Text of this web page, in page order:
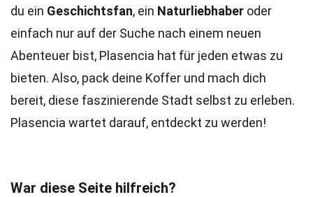
du ein Geschichtsfan, ein Naturliebhaber oder
einfach nur auf der Suche nach einem neuen
Abenteuer bist, Plasencia hat für jeden etwas zu
bieten. Also, pack deine Koffer und mach dich
bereit, diese faszinierende Stadt selbst zu erleben.
Plasencia wartet darauf, entdeckt zu werden!
War diese Seite hilfreich?